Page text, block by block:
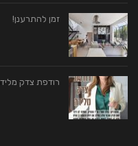
זמן להתרענן!
רודפת צדק